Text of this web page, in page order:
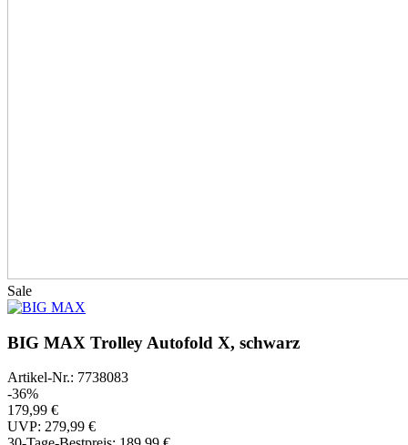
Sale
BIG MAX Trolley Autofold X, schwarz
Artikel-Nr.: 7738083
-36%
179,99 €
UVP: 279,99 €